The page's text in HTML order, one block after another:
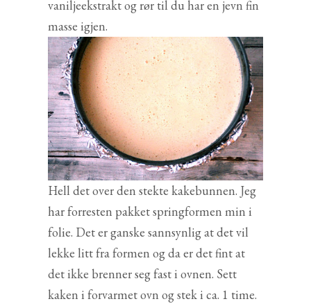
vaniljeekstrakt og rør til du har en jevn fin
masse igjen.
Hell det over den stekte kakebunnen. Jeg
har forresten pakket springformen min i
folie. Det er ganske sannsynlig at det vil
lekke litt fra formen og da er det fint at
det ikke brenner seg fast i ovnen. Sett
kaken i forvarmet ovn og stek i ca. 1 time.